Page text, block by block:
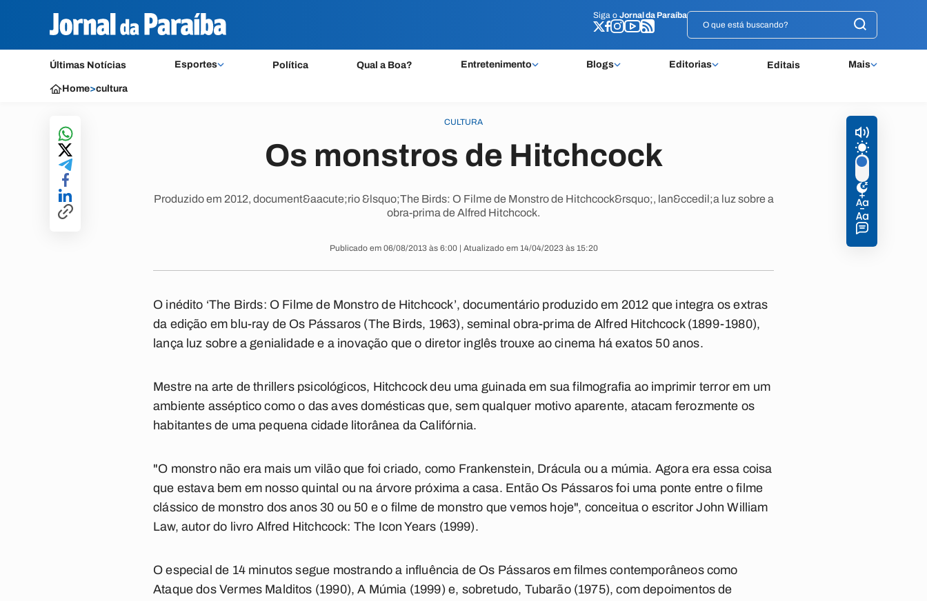
Siga o Jornal da Paraíba
Últimas Notícias Esportes Política Qual a Boa? Entretenimento Blogs Editorias Editais Mais
Siga o Jornal da Paraíba
Home>cultura
CULTURA
Os monstros de Hitchcock
Produzido em 2012, document&aacute;rio &lsquo;The Birds: O Filme de Monstro de Hitchcock&rsquo;, lan&ccedil;a luz sobre a
obra-prima de Alfred Hitchcock.
Publicado em 06/08/2013 às 6:00 | Atualizado em 14/04/2023 às 15:20
O inédito ‘The Birds: O Filme de Monstro de Hitchcock’, documentário produzido em 2012 que integra os extras
da edição em blu-ray de Os Pássaros (The Birds, 1963), seminal obra-prima de Alfred Hitchcock (1899-1980),
lança luz sobre a genialidade e a inovação que o diretor inglês trouxe ao cinema há exatos 50 anos.
Mestre na arte de thrillers psicológicos, Hitchcock deu uma guinada em sua filmografia ao imprimir terror em um
ambiente asséptico como o das aves domésticas que, sem qualquer motivo aparente, atacam ferozmente os
habitantes de uma pequena cidade litorânea da Califórnia.
"O monstro não era mais um vilão que foi criado, como Frankenstein, Drácula ou a múmia. Agora era essa coisa
que estava bem em nosso quintal ou na árvore próxima a casa. Então Os Pássaros foi uma ponte entre o filme
clássico de monstro dos anos 30 ou 50 e o filme de monstro que vemos hoje", conceitua o escritor John William
Law, autor do livro Alfred Hitchcock: The Icon Years (1999).
O especial de 14 minutos segue mostrando a influência de Os Pássaros em filmes contemporâneos como
Ataque dos Vermes Malditos (1990), A Múmia (1999) e, sobretudo, Tubarão (1975), com depoimentos de